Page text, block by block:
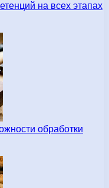
на всех этапах
обработки